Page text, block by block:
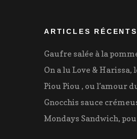
ARTICLES RÉCENTS
Gaufre salée à la
On a lu Love &
Piou Piou , ou l’amour
Gnocchis sauce
Mondays Sandwich,